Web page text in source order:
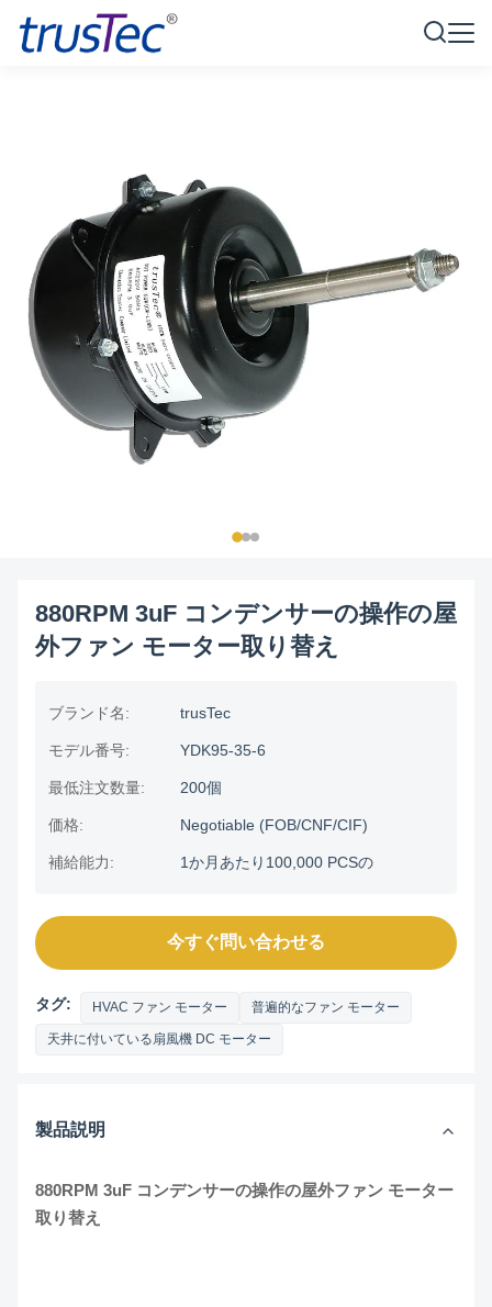
880RPM 3uF コンデンサーの操作の屋
外ファン モーター取り替え
ブランド名: trusTec
モデル番号: YDK95-35-6
最低注文数量: 200個
価格: Negotiable (FOB/CNF/CIF)
補給能力: 1か月あたり100,000 PCSの
今すぐ問い合わせる
タグ: HVAC ファン モーター 普遍的なファン モーター
天井に付いている扇風機 DC モーター
製品説明
880RPM 3uF コンデンサーの操作の屋外ファン モーター
取り替え